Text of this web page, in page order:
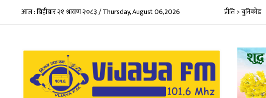
आज : बिहीबार २१ श्रावण २०८३ / Thursday, August 06,2026 प्रीति > युनिकोड